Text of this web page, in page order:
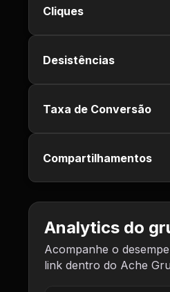
Cliques
Desistências
Taxa de Conversão
Compartilhamentos
Analytics do
Acompanhe o
link dentro do Ache